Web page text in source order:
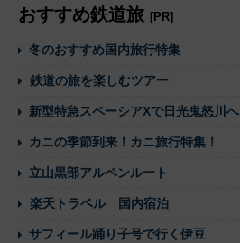
おすすめ鉄道旅 [PR]
冬のおすすめ国内旅行特集
鉄道の旅を楽しむツアー
新型特急スペーシアXで日光鬼怒川へ
カニの季節到来！カニ旅行特集！
立山黒部アルペンルート
楽天トラベル 国内宿泊
サフィール踊り子号で行く伊豆